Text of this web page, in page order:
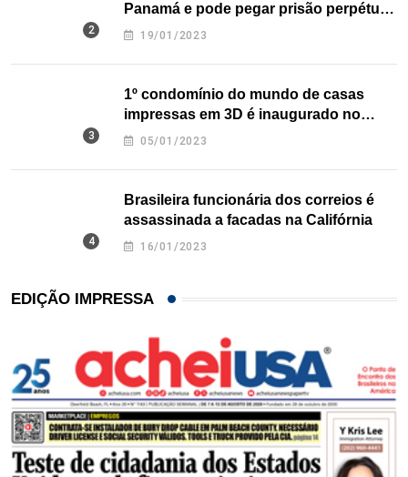
Panamá e pode pegar prisão perpétua
nos EUA
19/01/2023
1º condomínio do mundo de casas
impressas em 3D é inaugurado no
Texas
05/01/2023
Brasileira funcionária dos correios é
assassinada a facadas na Califórnia
16/01/2023
EDIÇÃO IMPRESSA